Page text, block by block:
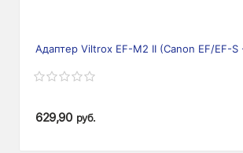
Адаптер Viltrox EF-M2 II (Canon EF/EF-
629,90 руб.